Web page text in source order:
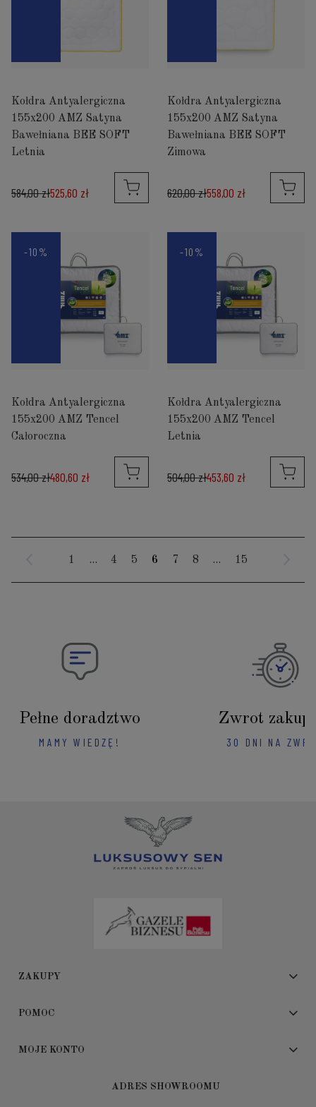
Kołdra Antyalergiczna
155x200 AMZ Satyna
Bawełniana BEE SOFT
Letnia
525,60 zł
584,00 zł
Kołdra Antyalergiczna
155x200 AMZ Satyna
Bawełniana BEE SOFT
Zimowa
558,00 zł
620,00 zł
-10%
Kołdra Antyalergiczna
155x200 AMZ Tencel
Całoroczna
480,60 zł
534,00 zł
-10%
Kołdra Antyalergiczna
155x200 AMZ Tencel
Letnia
453,60 zł
504,00 zł
1 ... 4 5 6 7 8 ... 15
Pełne doradztwo
MAMY WIEDZĘ!
Zwrot
30 DNI NA
ZAKUPY
POMOC
MOJE KONTO
ADRES SHOWROOMU